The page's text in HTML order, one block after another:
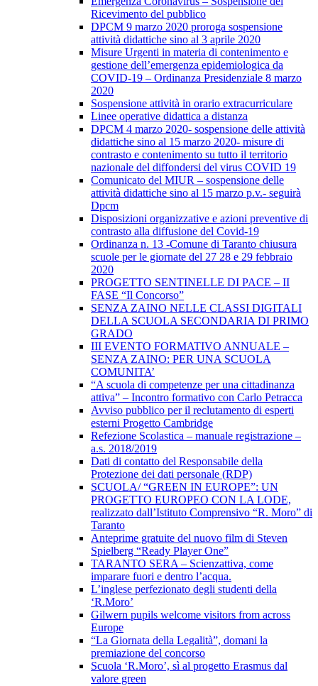
Ricevimento del pubblico
DPCM 9 marzo 2020 proroga sospensione
attività didattiche sino al 3 aprile 2020
Misure Urgenti in materia di contenimento e
gestione dell’emergenza epidemiologica da
COVID-19 – Ordinanza Presidenziale 8 marzo
2020
Sospensione attività in orario extracurriculare
Linee operative didattica a distanza
DPCM 4 marzo 2020- sospensione delle attività
didattiche sino al 15 marzo 2020- misure di
contrasto e contenimento su tutto il territorio
nazionale del diffondersi del virus COVID 19
Comunicato del MIUR – sospensione delle
attività didattiche sino al 15 marzo p.v.- seguirà
Dpcm
Disposizioni organizzative e azioni preventive di
contrasto alla diffusione del Covid-19
Ordinanza n. 13 -Comune di Taranto chiusura
scuole per le giornate del 27 28 e 29 febbraio
2020
PROGETTO SENTINELLE DI PACE – II
FASE “Il Concorso”
SENZA ZAINO NELLE CLASSI DIGITALI
DELLA SCUOLA SECONDARIA DI PRIMO
GRADO
III EVENTO FORMATIVO ANNUALE –
SENZA ZAINO: PER UNA SCUOLA
COMUNITA’
“A scuola di competenze per una cittadinanza
attiva” – Incontro formativo con Carlo Petracca
Avviso pubblico per il reclutamento di esperti
esterni Progetto Cambridge
Refezione Scolastica – manuale registrazione –
a.s. 2018/2019
Dati di contatto del Responsabile della
Protezione dei dati personale (RDP)
SCUOLA/ “GREEN IN EUROPE”: UN
PROGETTO EUROPEO CON LA LODE,
realizzato dall’Istituto Comprensivo “R. Moro” di
Taranto
Anteprime gratuite del nuovo film di Steven
Spielberg “Ready Player One”
TARANTO SERA – Scienzattiva, come
imparare fuori e dentro l’acqua.
L’inglese perfezionato degli studenti della
‘R.Moro’
Gilwern pupils welcome visitors from across
Europe
“La Giornata della Legalità”, domani la
premiazione del concorso
Scuola ‘R.Moro’, sì al progetto Erasmus dal
valore green